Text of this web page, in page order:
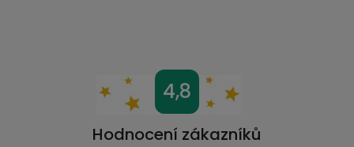
s
u
4,8
Hodnocení zákazníků